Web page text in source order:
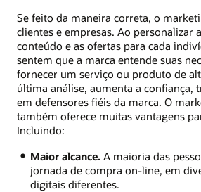
Se feito da maneira correta, o
clientes e empresas. Ao personalizar
conteúdo e as ofertas para cada
sentem que a marca entende suas
fornecer um serviço ou produto de
última análise, aumenta a confiança,
em defensores fiéis da marca. O
também oferece muitas vantagens
Incluindo:
Maior alcance.A maioria das
jornada de compra on-line, em
digitais diferentes.